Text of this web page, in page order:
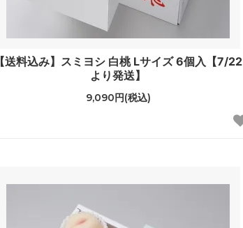
【送料込み】スミヨシ 白桃 Lサイズ 6個入【7/22
より発送】
9,090円(税込)